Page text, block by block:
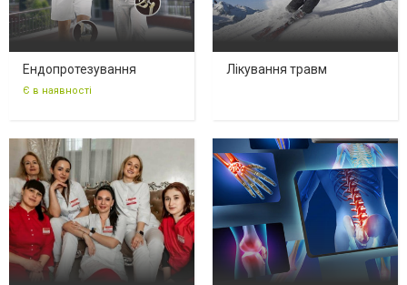
Ендопротезування
Є в наявності
Лікування травм